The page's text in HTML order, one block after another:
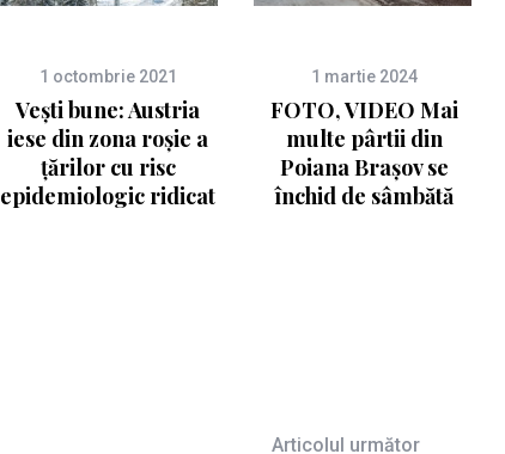
1 octombrie 2021
Vești bune: Austria
iese din zona roșie a
țărilor cu risc
epidemiologic ridicat
1 martie 2024
FOTO, VIDEO Mai
multe pârtii din
Poiana Brașov se
închid de sâmbătă
Articolul următor